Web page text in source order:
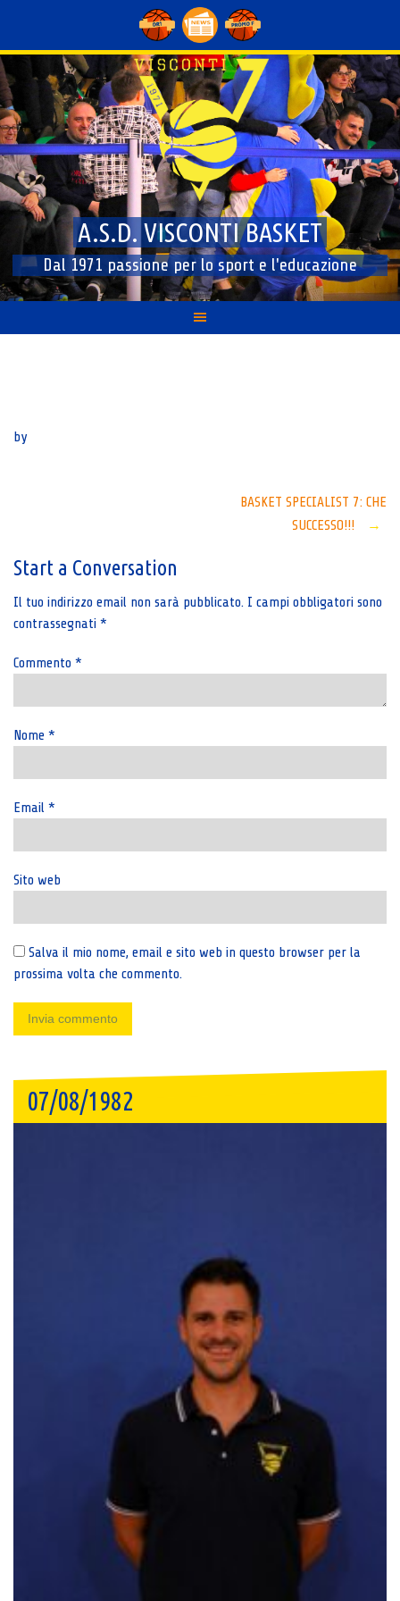
content
A.S.D. VISCONTI BASKET
Dal 1971 passione per lo sport e l'educazione
by
BASKET SPECIALIST 7: CHE
SUCCESSO!!!
→
Start a Conversation
Il tuo indirizzo email non sarà pubblicato. I campi obbligatori sono
contrassegnati *
Commento *
Nome *
Email *
Sito web
Salva il mio nome, email e sito web in questo browser per la
prossima volta che commento.
07/08/1982